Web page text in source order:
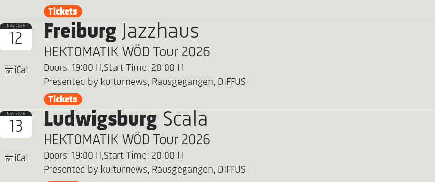
Tickets
Nov 2026
12
iCal
Freiburg Jazzhaus
HEKTOMATIK WÖD Tour 2026
Doors: 19:00 H,Start Time: 20:00 H
Presented by kulturnews, Rausgegangen, DIFFUS
Tickets
Nov 2026
13
iCal
Ludwigsburg Scala
HEKTOMATIK WÖD Tour 2026
Doors: 19:00 H,Start Time: 20:00 H
Presented by kulturnews, Rausgegangen, DIFFUS